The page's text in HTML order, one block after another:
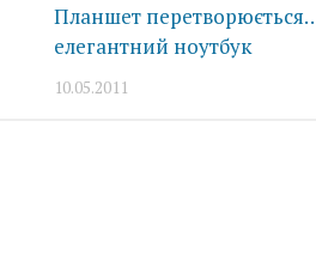
Планшет
елегантний ноутбук
10.05.2011